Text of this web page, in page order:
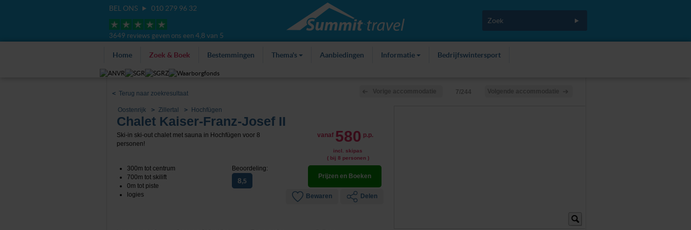
BEL ONS 010 279 96 32
3649 reviews geven ons een 4,8 van 5
Home Zoek & Boek Bestemmingen Thema's Aanbiedingen Informatie Bedrijfswintersport
<Terug naar zoekresultaat 7/244
Oostenrijk Zillertal Hochfügen
Chalet Kaiser-Franz-Josef II
Ski-in ski-out chalet met sauna in Hochfügen voor 8
personen!
vanaf 580 p.p.
incl. skipas
( bij 8 personen )
300m tot centrum
700m tot skilift
0m tot piste
logies
Prijzen en Boeken
Bewaren Delen
Beoordeling:
8,5